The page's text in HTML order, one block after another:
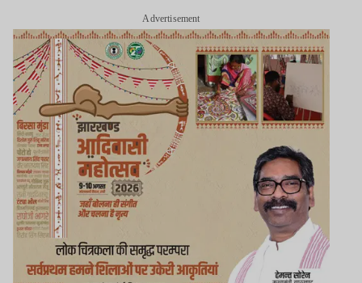
Advertisement